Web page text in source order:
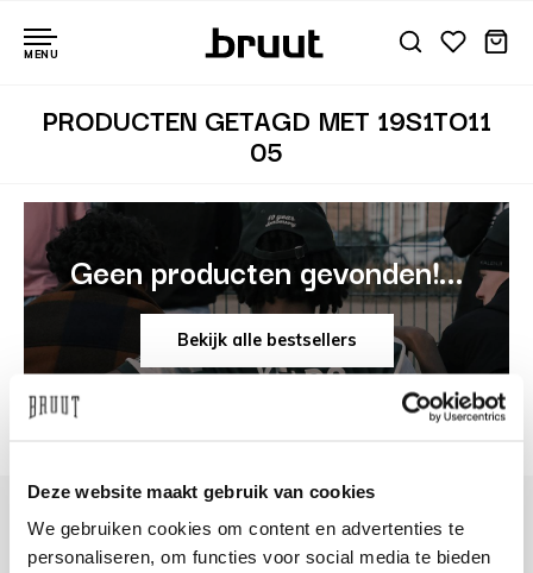
Deze website maakt gebruik van cookies
We gebruiken cookies om content en advertenties te
personaliseren, om functies voor social media te bieden
MENU
PRODUCTEN GETAGD MET 19S1TO11
05
Geen producten gevonden!...
Bekijk alle bestsellers